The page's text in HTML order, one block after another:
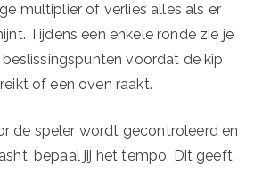
multiplier of verlies alles als er
Tijdens een enkele ronde zie je
voordat de kip
of een oven raakt.
de speler wordt gecontroleerd en
bepaal jij het tempo. Dit geeft